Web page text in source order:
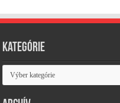
Kategórie
Kategórie